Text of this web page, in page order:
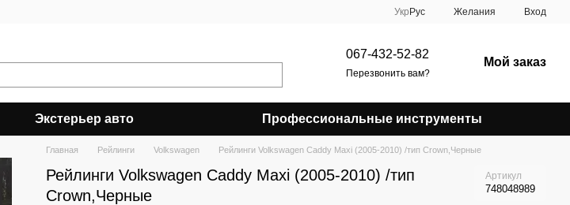
Укр Рус Желания Вход
067-432-52-82
Перезвонить вам?
Мой заказ
Экстерьер авто Профессиональные инструменты
Главная Рейлинги Volkswagen Рейлинги Volkswagen Caddy Maxi (2005-2010) /тип Crown,Черные
Рейлинги Volkswagen Caddy Maxi (2005-2010) /тип
Crown,Черные
Артикул
748048989